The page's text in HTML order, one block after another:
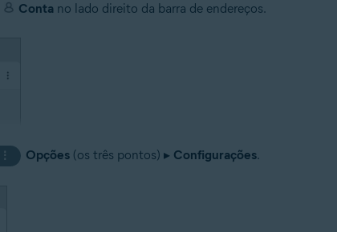
Contano lado direito da barra de endereços.
⋮ Opções (os três pontos) ▸ Configurações.